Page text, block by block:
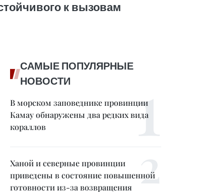
к вызовам
САМЫЕ ПОПУЛЯРНЫЕ
НОВОСТИ
В морском заповеднике провинции
Камау обнаружены два редких вида
кораллов
Ханой и северные провинции
приведены в состояние повышенной
готовности из-за возвращения